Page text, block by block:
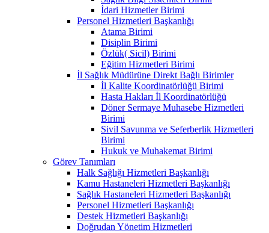
İdari Hizmetler Birimi
Personel Hizmetleri Başkanlığı
Atama Birimi
Disiplin Birimi
Özlük( Sicil) Birimi
Eğitim Hizmetleri Birimi
İl Sağlık Müdürüne Direkt Bağlı Birimler
İl Kalite Koordinatörlüğü Birimi
Hasta Hakları İl Koordinatörlüğü
Döner Sermaye Muhasebe Hizmetleri
Birimi
Sivil Savunma ve Seferberlik Hizmetleri
Birimi
Hukuk ve Muhakemat Birimi
Görev Tanımları
Halk Sağlığı Hizmetleri Başkanlığı
Kamu Hastaneleri Hizmetleri Başkanlığı
Sağlık Hastaneleri Hizmetleri Başkanlığı
Personel Hizmetleri Başkanlığı
Destek Hizmetleri Başkanlığı
Doğrudan Yönetim Hizmetleri